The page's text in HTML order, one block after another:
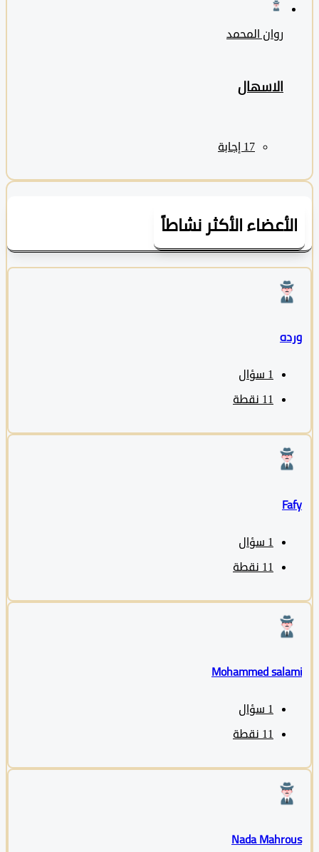
روان المحمد
الاسهال
الأكثر نشاطاً
سؤال
نقطة
سؤال
نقطة
Mohammed
سؤال
نقطة
Nada